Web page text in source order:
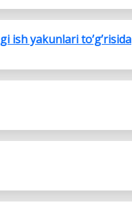
ish yakunlari to’g’risida